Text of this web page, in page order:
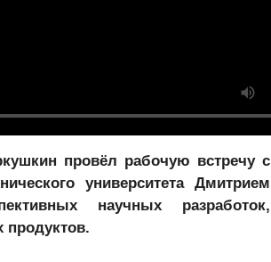
провёл рабочую встречу с
университета Дмитрием
научных разработок,
продуктов.